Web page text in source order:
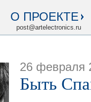
О ПРОЕКТЕ
post@artelectronics.ru
26 февраля
Быть